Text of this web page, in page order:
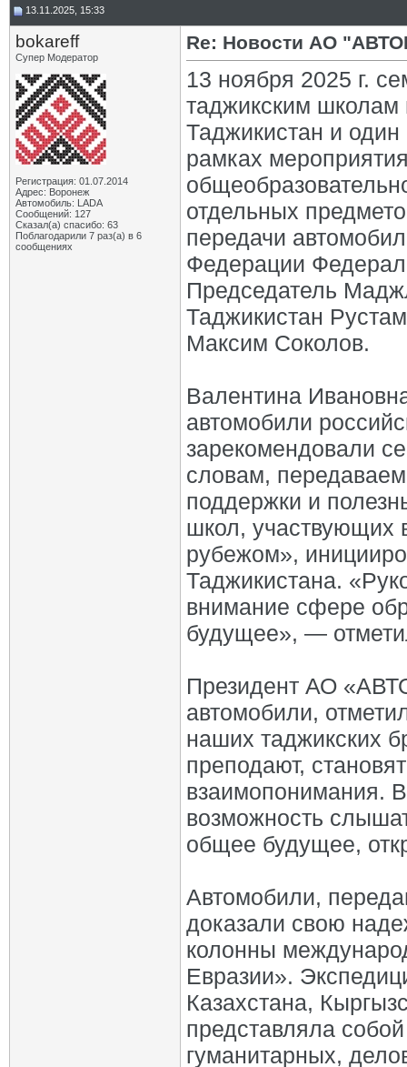
13.11.2025, 15:33
bokareff
Супер Модератор
Регистрация: 01.07.2014
Адрес: Воронеж
Автомобиль: LADA
Сообщений: 127
Сказал(а) спасибо: 63
Поблагодарили 7 раз(а) в 6
сообщениях
Re: Новости АО
13 ноября 2025 г.
таджикским школам
Таджикистан и один
рамках
отдельных
передачи
Федерации
Председатель
Таджикистан
Максим Соколов.
Валентина
автомобили
зарекомендовали
словам,
поддержки и
школ, участвующих
рубежом»,
Таджикистана.
внимание сфере
будущее», —
Президент АО
автомобили,
наших таджикских
преподают,
взаимопонимания.
возможность
общее будущее,
Автомобили,
доказали свою
колонны
Евразии».
Казахстана,
представляла
гуманитарных,